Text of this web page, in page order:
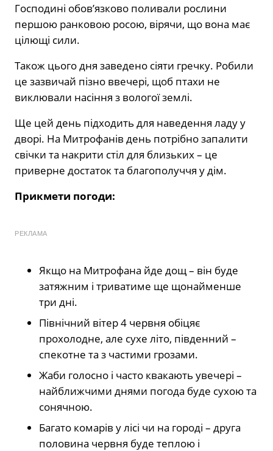
Господині обов’язково поливали рослини
першою ранковою росою, вірячи, що вона має
цілющі сили.
Також цього дня заведено сіяти гречку. Робили
це зазвичай пізно ввечері, щоб птахи не
виклювали насіння з вологої землі.
Ще цей день підходить для наведення ладу у
дворі. На Митрофанів день потрібно запалити
свічки та накрити стіл для близьких – це
приверне достаток та благополуччя у дім.
Прикмети погоди:
РЕКЛАМА
Якщо на Митрофана йде дощ – він буде
затяжним і триватиме ще щонайменше
три дні.
Північний вітер 4 червня обіцяє
прохолодне, але сухе літо, південний –
спекотне та з частими грозами.
Жаби голосно і часто квакають увечері –
найближчими днями погода буде сухою та
сонячною.
Багато комарів у лісі чи на городі – друга
половина червня буде теплою і